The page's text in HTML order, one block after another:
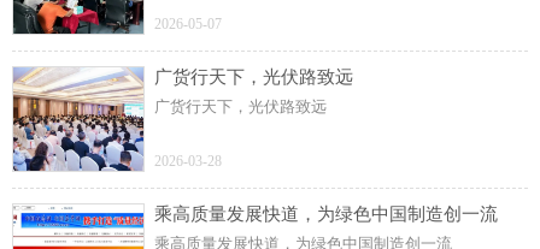
2026-05-07
广货行天下，光伏路致远
广货行天下，光伏路致远
2026-03-28
乘高质量发展快道，为绿色中国制造创一流
乘高质量发展快道，为绿色中国制造创一流